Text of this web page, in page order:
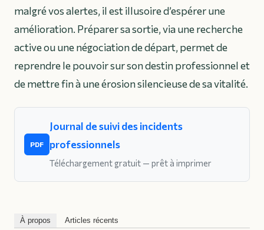
malgré vos alertes, il est illusoire d’espérer une
amélioration. Préparer sa sortie, via une recherche
active ou une négociation de départ, permet de
reprendre le pouvoir sur son destin professionnel et
de mettre fin à une érosion silencieuse de sa vitalité.
PDF
Journal de suivi des incidents
professionnels
Téléchargement gratuit — prêt à imprimer
À propos Articles récents